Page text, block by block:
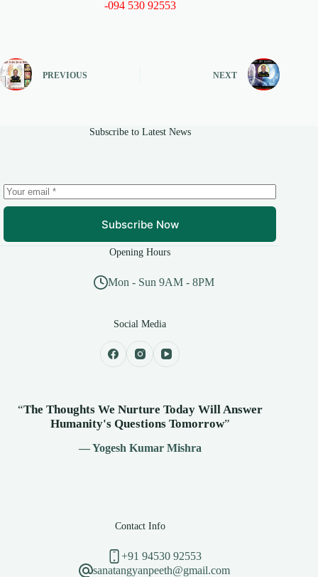
-094 530 92553
PREVIOUS NEXT
Subscribe to Latest News
Subscribe Now
Opening Hours
Mon - Sun 9AM - 8PM
Social Media
“The Thoughts We Nurture Today Will Answer
Humanity's Questions Tomorrow”
— Yogesh Kumar Mishra
Contact Info
+91 94530 92553
sanatangyanpeeth@gmail.com